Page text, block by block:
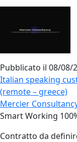
Pubblicato il 08/08/
Italian speaking
(remote – greece)
Mercier
Smart Working
Contratto da